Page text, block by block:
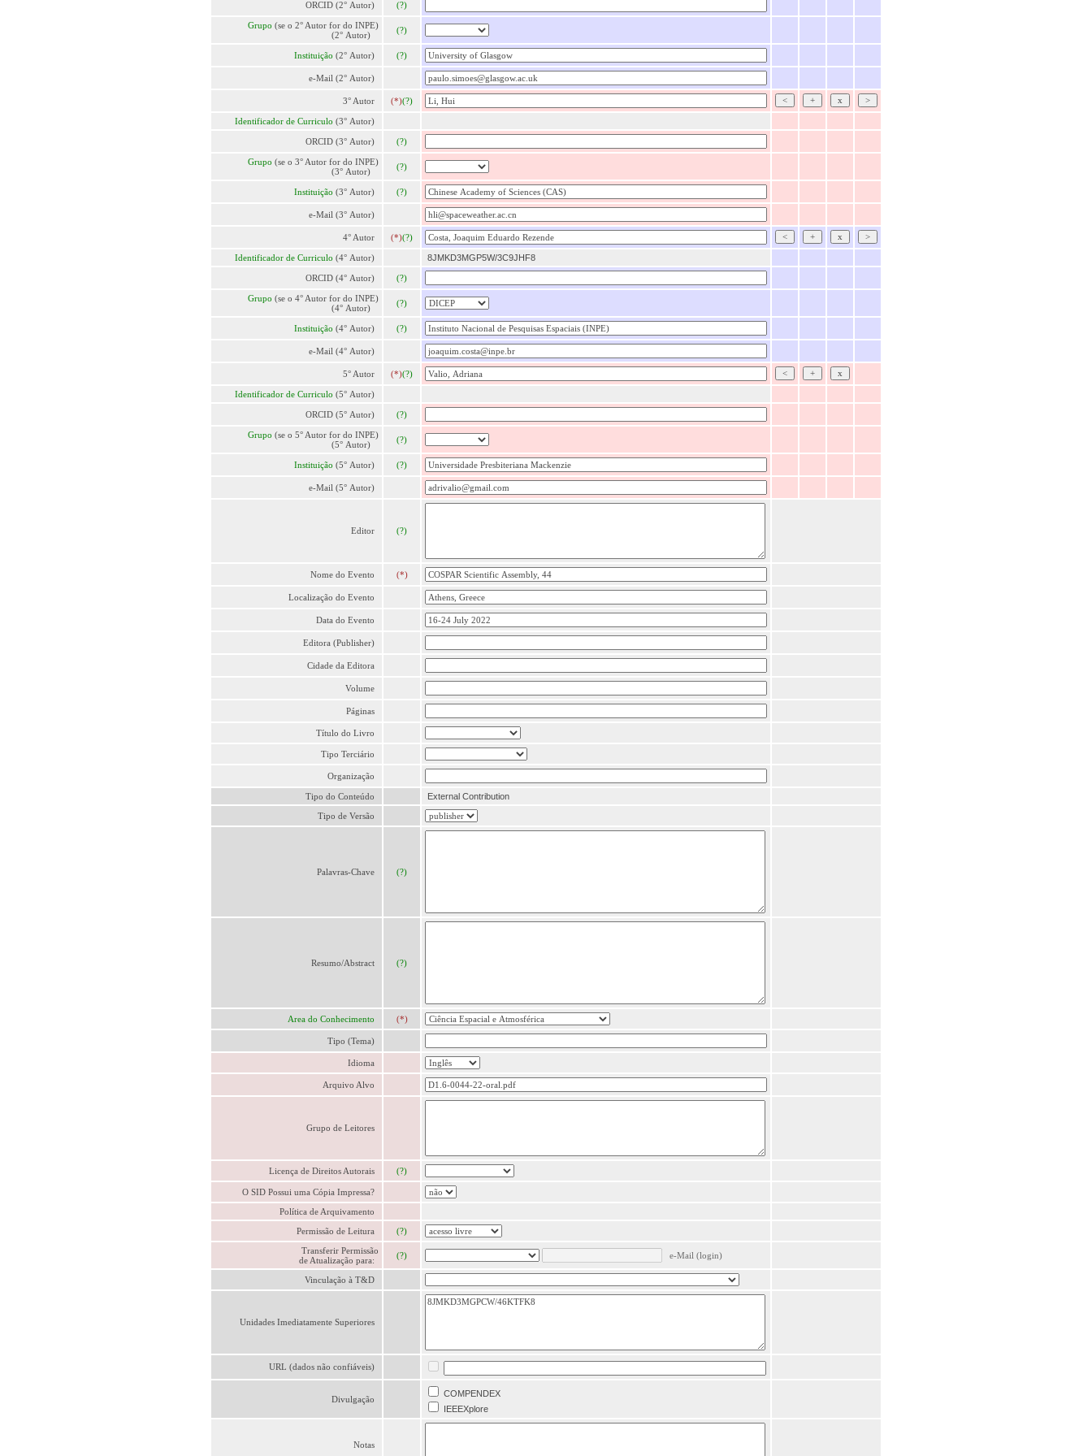
ORCID (2° Autor) (?)
Grupo (se o 2° Autor for do INPE)
(2° Autor)
(?)
Instituição (2° Autor) (?)
e-Mail (2° Autor)
3° Autor (*)(?)
Identificador de Curriculo (3° Autor)
ORCID (3° Autor) (?)
Grupo (se o 3° Autor for do INPE)
(3° Autor)
(?)
Instituição (3° Autor) (?)
e-Mail (3° Autor)
4° Autor (*)(?)
Identificador de Curriculo (4° Autor) 8JMKD3MGP5W/3C9JHF8
ORCID (4° Autor) (?)
Grupo (se o 4° Autor for do INPE)
(4° Autor)
(?)
Instituição (4° Autor) (?)
e-Mail (4° Autor)
5° Autor (*)(?)
Identificador de Curriculo (5° Autor)
ORCID (5° Autor) (?)
Grupo (se o 5° Autor for do INPE)
(5° Autor)
(?)
Instituição (5° Autor) (?)
e-Mail (5° Autor)
Editor (?)
Nome do Evento (*)
Localização do Evento
Data do Evento
Editora (Publisher)
Cidade da Editora
Volume
Páginas
Título do Livro
Tipo Terciário
Organização
Tipo do Conteúdo
External Contribution
Tipo de Versão
Palavras-Chave (?)
Resumo/Abstract (?)
Area do Conhecimento (*)
Tipo (Tema)
Idioma
Arquivo Alvo
Grupo de Leitores
Licença de Direitos Autorais (?)
O SID Possui uma Cópia Impressa?
Política de Arquivamento
Permissão de Leitura
(?)
Transferir Permissão
de Atualização para:
(?) e-Mail (login)
Vinculação à T&D
Unidades Imediatamente Superiores
URL (dados não confiáveis)
Divulgação
COMPENDEX
IEEEXplore
Notas